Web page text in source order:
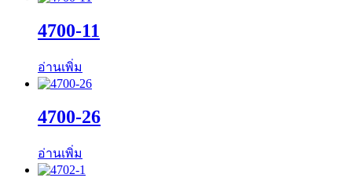
4700-11
อ่านเพิ่ม
4700-26
อ่านเพิ่ม